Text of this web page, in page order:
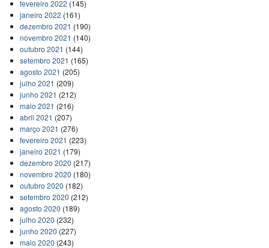
fevereiro 2022 (145)
janeiro 2022 (161)
dezembro 2021 (190)
novembro 2021 (140)
outubro 2021 (144)
setembro 2021 (165)
agosto 2021 (205)
julho 2021 (209)
junho 2021 (212)
maio 2021 (216)
abril 2021 (207)
março 2021 (276)
fevereiro 2021 (223)
janeiro 2021 (179)
dezembro 2020 (217)
novembro 2020 (180)
outubro 2020 (182)
setembro 2020 (212)
agosto 2020 (189)
julho 2020 (232)
junho 2020 (227)
maio 2020 (243)